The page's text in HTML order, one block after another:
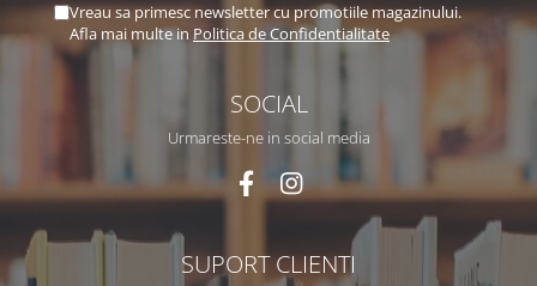
Vreau sa primesc newsletter cu promotiile magazinului.
Afla mai multe in Politica de Confidentialitate
SOCIAL
Urmareste-ne in social media
SUPORT CLIENTI